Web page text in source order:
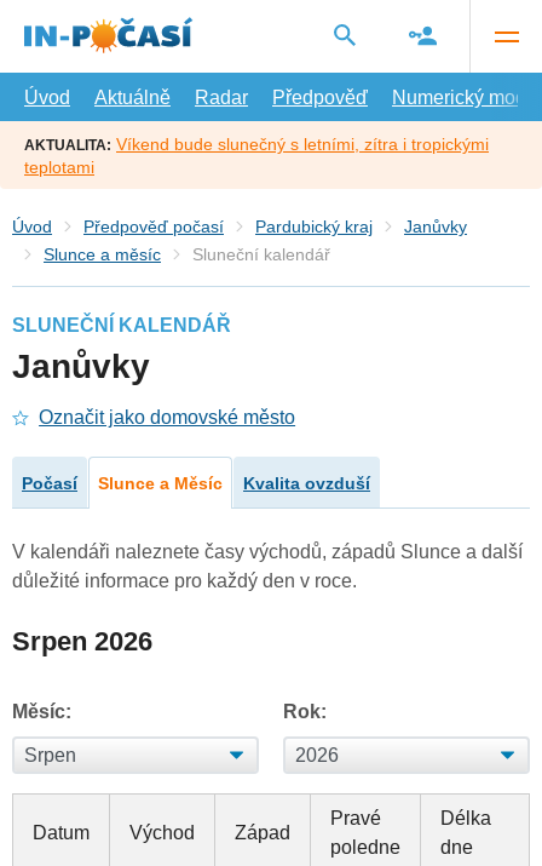
hlavní
Úvod
Aktuálně Radar Předpověď Numerický model
AKTUALITA: Víkend bude slunečný s letními, zítra i tropickými
teplotami
Úvod Předpověď počasí Pardubický kraj
Janůvky
Slunce a měsíc
Sluneční kalendář
SLUNEČNÍ KALENDÁŘ
Janůvky
Označit jako domovské město
Počasí Slunce a Měsíc Kvalita ovzduší
V kalendáři naleznete časy východů, západů Slunce a další
důležité informace pro každý den v roce.
Srpen 2026
Měsíc: Rok:
Datum Východ Západ
Pravé
poledne
Délka
dne